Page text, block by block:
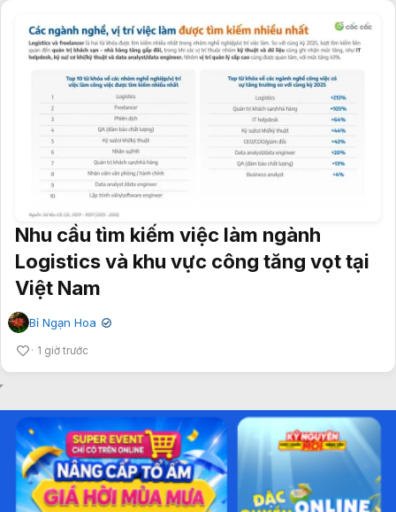
Nhu cầu tìm kiếm việc làm ngành
Logistics và khu vực công tăng vọt tại
Việt Nam
Bỉ Ngạn Hoa ✔
1 giờ trước